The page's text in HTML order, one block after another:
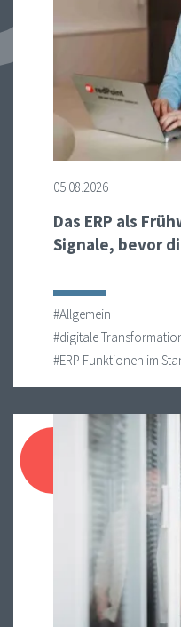
05.08.2026
Das ERP als
Signale, bevor
#Allgemein
#digitale
#ERP Funktionen im